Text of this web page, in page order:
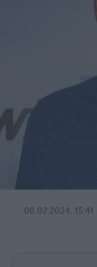
08.02.2024, 15:41